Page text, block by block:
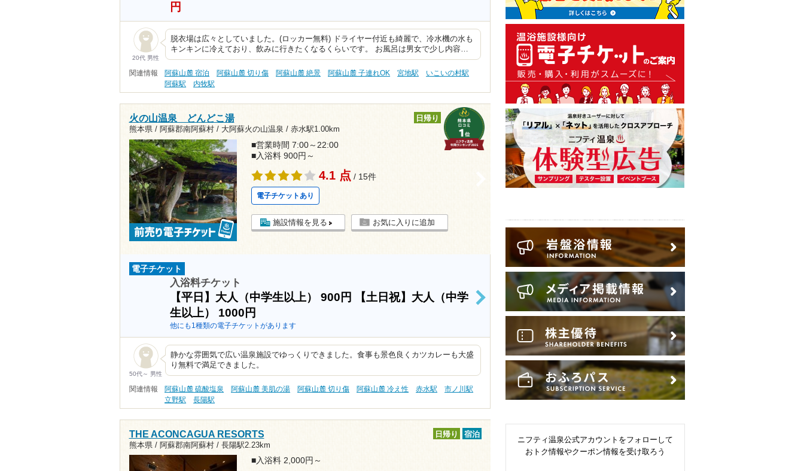
円
20代 男性
脱衣場は広々としていました。(ロッカー無料) ドライヤー付近も綺麗で、冷水機の水も
キンキンに冷えており、飲みに行きたくなるくらいです。 お風呂は男女で少し内容…
関連情報 阿蘇山麓 宿泊 阿蘇山麓 切り傷 阿蘇山麓 絶景 阿蘇山麓 子連れOK 宮地駅
いこいの村駅
阿蘇駅
内牧駅
火の山温泉 どんどこ湯
熊本県 / 阿蘇郡南阿蘇村 / 大阿蘇火の山温泉 / 赤水駅1.00km
日帰り
■営業時間 7:00～22:00
■入浴料 900円～
4.1 点 / 15件
電子チケットあり
施設情報を見る お気に入りに追加
電子チケット
入浴料チケット
【平日】大人（中学生以上） 900円
【土日祝】大人（中学
生以上） 1000円
他にも1種類の電子チケットがあります
>
50代～ 男性
静かな雰囲気で広い温泉施設でゆっくりできました。食事も景色良くカツカレーも大盛
り無料で満足できました。
関連情報 阿蘇山麓 硫酸塩泉 阿蘇山麓 美肌の湯 阿蘇山麓 切り傷 阿蘇山麓 冷え性 赤水駅
市ノ川駅
立野駅
長陽駅
THE ACONCAGUA RESORTS
熊本県 / 阿蘇郡南阿蘇村 / 長陽駅2.23km
日帰り 宿泊
■入浴料 2,000円～
ニフティ温泉公式アカウントをフォローして
おトク情報やクーポン情報を受け取ろう